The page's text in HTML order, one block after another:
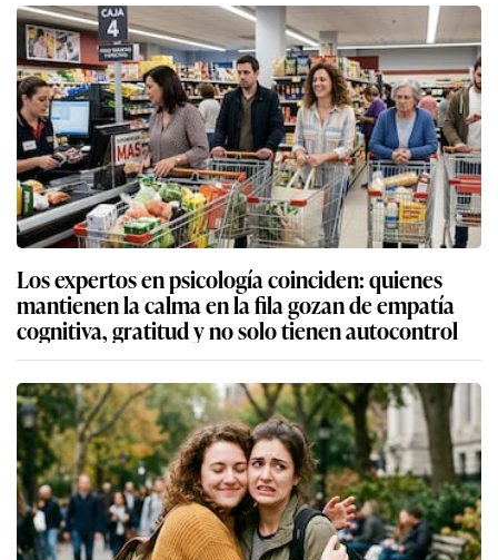
Los expertos en psicología coinciden: quienes
mantienen la calma en la fila gozan de empatía
cognitiva, gratitud y no solo tienen autocontrol